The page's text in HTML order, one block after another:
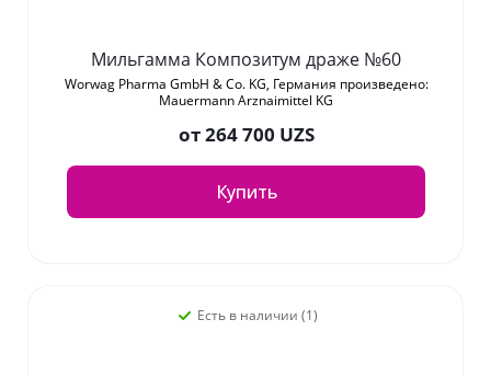
Мильгамма Композитум драже №60
Worwag Pharma GmbH & Co. KG, Германия произведено:
Mauermann Arznaimittel KG
от264 700 UZS
Купить
Есть в наличии (1)